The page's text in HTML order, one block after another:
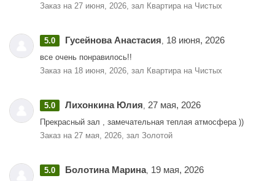
Заказ на 27 июня, 2026, зал Квартира на Чистых
5.0 Гусейнова Анастасия 18 июня, 2026
все очень понравилось!!
Заказ на 18 июня, 2026, зал Квартира на Чистых
5.0 Лихонкина Юлия 27 мая, 2026
Прекрасный зал , замечательная теплая атмосфера ))
Заказ на 27 мая, 2026, зал Золотой
5.0 Болотина Марина, 19 мая, 2026